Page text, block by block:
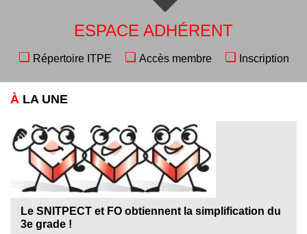
ESPACE ADHÉRENT
❑ Répertoire ITPE ❑ Accès membre ❑ Inscription
À LA UNE
Le SNITPECT et FO obtiennent la simplification du
3e grade !